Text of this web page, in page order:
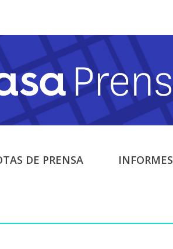
DE PRENSA INFORMES